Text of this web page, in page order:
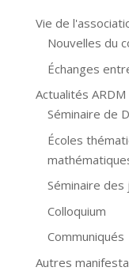
Vie de
Nouvelles du
Échanges
Actualités ARDM
Séminaire de
Écoles
Séminaire des
Colloquium
Communiqués
Autres